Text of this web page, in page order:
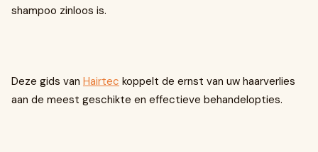
shampoo zinloos is.
Deze gids van Hairtec koppelt de ernst van uw haarverlies
aan de meest geschikte en effectieve behandelopties.